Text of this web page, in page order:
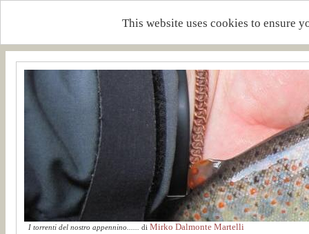
This website uses cookies to ensure
I torrenti del nostro appennino...... di Mirko Dalmonte Martelli